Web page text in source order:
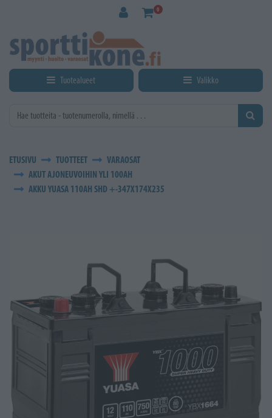
0
Tuotealueet Valikko
ETUSIVU TUOTTEET
VARAOSAT
AKUT AJONEUVOIHIN YLI 100AH
AKKU YUASA 110AH SHD +-347X174X235